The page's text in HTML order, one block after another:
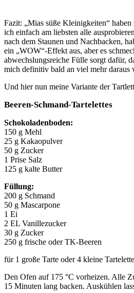
Fazit: „Mias süße Kleinigkeiten“
ich einfach am liebsten alle
nach dem Staunen und Nachbacken,
ein „WOW“-Effekt aus, aber es
abwechslungsreiche Fülle sorgt dafür,
mich definitiv bald an viel mehr daraus
Und hier nun meine Variante der
Beeren-Schmand-Tartelettes
Schokoladenboden:
150 g Mehl
25 g Kakaopulver
50 g Zucker
1 Prise Salz
125 g kalte Butter
Füllung:
200 g Schmand
50 g Mascarpone
1 Ei
2 EL Vanillezucker
30 g Zucker
250 g frische oder TK-Beeren
für 1 große Tarte oder 4 kleine
Den Ofen auf 175 °C vorheizen. Alle
15 Minuten lang backen. Auskühlen